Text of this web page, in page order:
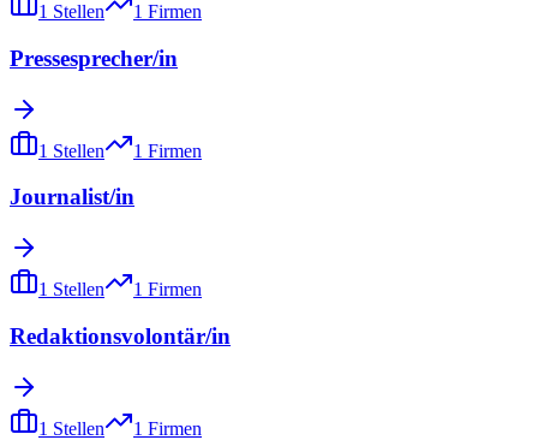
1 Stellen 1 Firmen
Pressesprecher/in
1 Stellen 1 Firmen
Journalist/in
1 Stellen 1 Firmen
Redaktionsvolontär/in
1 Stellen 1 Firmen